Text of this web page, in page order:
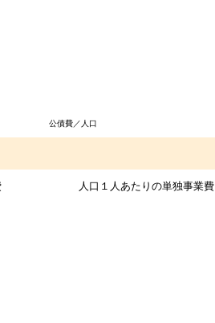
公債費／人口
人口１人あたりの単独事業費